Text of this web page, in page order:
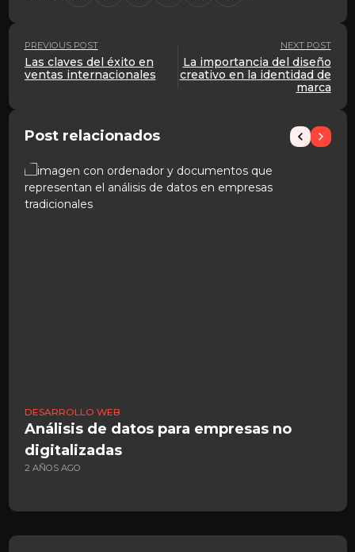
PREVIOUS POST
Las claves del éxito en
ventas internacionales
NEXT POST
La importancia del diseño
creativo en la identidad de
marca
Post relacionados
DESARROLLO WEB
Análisis de datos para empresas no
digitalizadas
2 AÑOS AGO